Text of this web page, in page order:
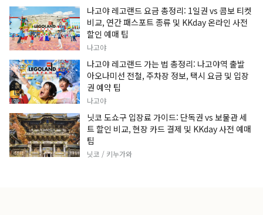
나고야 레고랜드 요금 총정리: 1일권 vs 콤보 티켓
비교, 연간 패스포트 종류 및 KKday 온라인 사전
할인 예매 팁
나고야
나고야 레고랜드 가는 법 총정리: 나고야역 출발
아오나미선 전철, 주차장 정보, 택시 요금 및 입장
권 예약 팁
나고야
닛코 도쇼구 입장료 가이드: 단독권 vs 보물관 세
트 할인 비교, 현장 카드 결제 및 KKday 사전 예매
팁
닛코 / 키누가와